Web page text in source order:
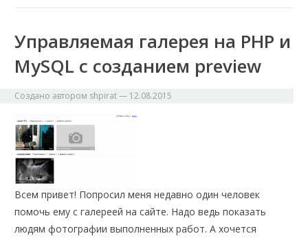
Управляемая галерея на PHP и
MySQL с созданием preview
Создано автором shpirat— 12.08.2015
Всем привет! Попросил меня недавно один человек
помочь ему с галереей на сайте. Надо ведь показать
людям фотографии выполненных работ. А хочется